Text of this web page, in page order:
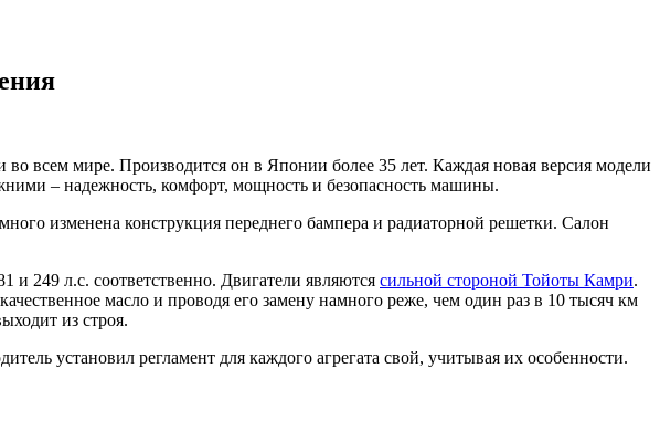
всем мире. Производится он в Японии более 35 лет. Каждая новая версия модели
– надежность, комфорт, мощность и безопасность машины.
изменена конструкция переднего бампера и радиаторной решетки. Салон
249 л.с. соответственно. Двигатели являются сильной стороной Тойоты Камри.
масло и проводя его замену намного реже, чем один раз в 10 тысяч км
из строя.
установил регламент для каждого агрегата свой, учитывая их особенности.